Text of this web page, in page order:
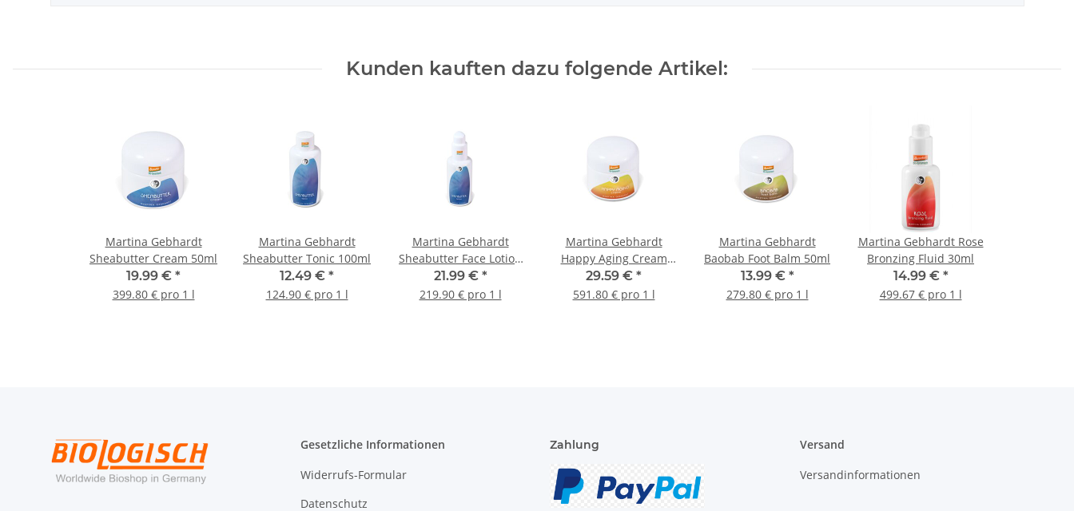
Kunden kauften dazu folgende Artikel:
Martina Gebhardt
Sheabutter Cream 50ml
19.99 € *
399.80 € pro 1 l
Martina Gebhardt
Sheabutter Tonic 100ml
12.49 € *
124.90 € pro 1 l
Martina Gebhardt
Sheabutter Face Lotion
100ml
21.99 € *
219.90 € pro 1 l
Martina Gebhardt
Happy Aging Cream
50ml
29.59 € *
591.80 € pro 1 l
Martina Gebhardt
Baobab Foot Balm 50ml
13.99 € *
279.80 € pro 1 l
Martina Gebhardt Rose
Bronzing Fluid 30ml
14.99 € *
499.67 € pro 1 l
Gesetzliche Informationen
Widerrufs-Formular
Datenschutz
Zahlung Versand
Versandinformationen